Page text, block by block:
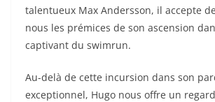
talentueux Max Andersson, il accepte
nous les prémices de son ascension
captivant du swimrun.
Au-delà de cette incursion dans son
exceptionnel, Hugo nous offre un